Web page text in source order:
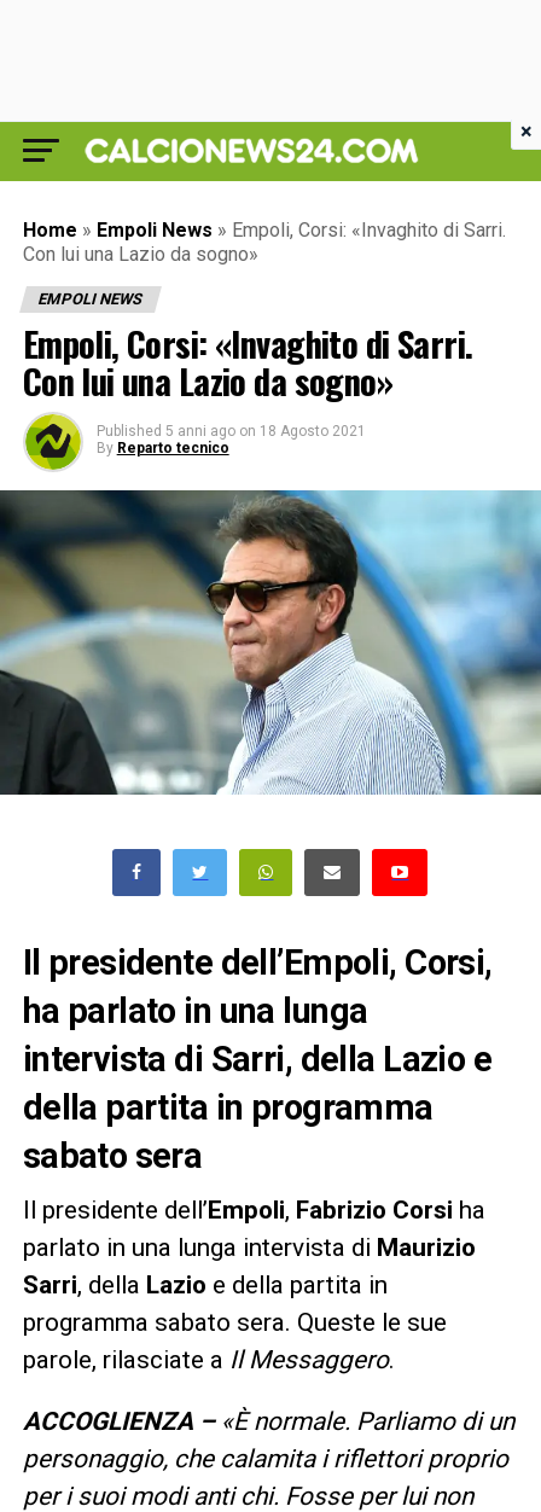
Home » Empoli News » Empoli, Corsi: «Invaghito di Sarri.
Con lui una Lazio da sogno»
EMPOLI NEWS
Empoli, Corsi: «Invaghito di Sarri.
Con lui una Lazio da sogno»
Published 5 anni ago on 18 Agosto 2021
By Reparto tecnico
Il presidente dell’Empoli, Corsi,
ha parlato in una lunga
intervista di Sarri, della Lazio e
della partita in programma
sabato sera
Il presidente dell’Empoli, Fabrizio Corsi ha
parlato in una lunga intervista di Maurizio
Sarri, della Lazio e della partita in
programma sabato sera. Queste le sue
parole, rilasciate a Il Messaggero.
ACCOGLIENZA –«È normale. Parliamo di un
personaggio, che calamita i riflettori proprio
per i suoi modi anti chi. Fosse per lui non
×